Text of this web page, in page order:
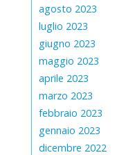
agosto 2023
luglio 2023
giugno 2023
maggio 2023
aprile 2023
marzo 2023
febbraio 2023
gennaio 2023
dicembre 2022